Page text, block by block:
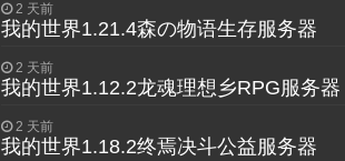
2 天前
我的世界1.21.4森の物语生存服务器
2 天前
我的世界1.12.2龙魂理想乡RPG服务器
2 天前
我的世界1.18.2终焉决斗公益服务器